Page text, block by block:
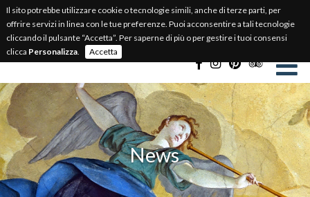
BIGLIETTERIA ONLINE
Select Language
News
Il sito potrebbe utilizzare cookie o tecnologie simili, anche di terze parti, per
offrire servizi in linea con le tue preferenze. Puoi acconsentire a tali tecnologie
cliccando il pulsante “Accetta”. Per saperne di più o per gestire i tuoi consensi
clicca Personalizza. Accetta